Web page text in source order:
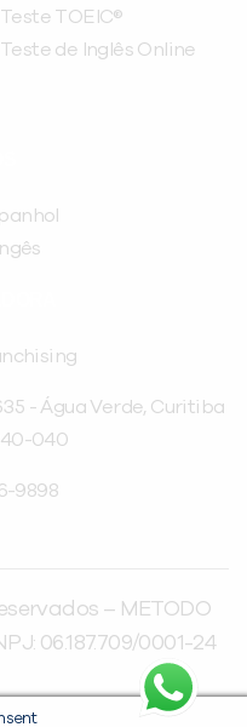
Teste TOEIC®
Teste de Inglês Online
- Água Verde, Curitiba
040
9898
– METODO
06.187.709/0001-24